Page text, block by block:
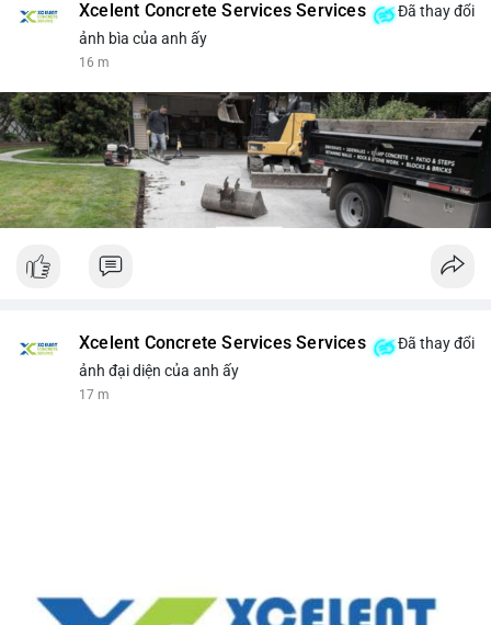
#titanbot
Xcelent Concrete Services Services
Đã thay đổi
ảnh bìa của anh ấy
16 m
Xcelent Concrete Services Services
Đã thay đổi
ảnh đại diện của anh ấy
17 m